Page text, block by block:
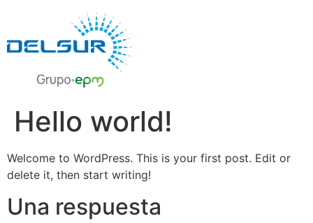
Hello world!
Welcome to WordPress. This is your first post. Edit or
delete it, then start writing!
Una respuesta